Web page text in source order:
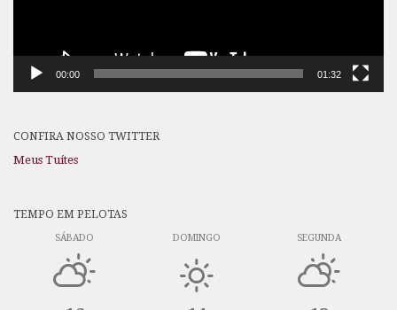
00:00 01:32
CONFIRA NOSSO TWITTER
Meus Tuítes
TEMPO EM PELOTAS
SÁBADO DOMINGO SEGUNDA